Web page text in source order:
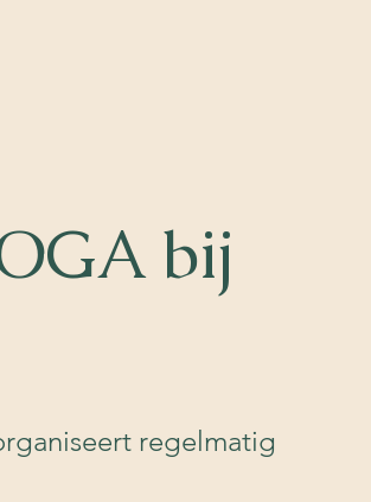
bij
regelmatig